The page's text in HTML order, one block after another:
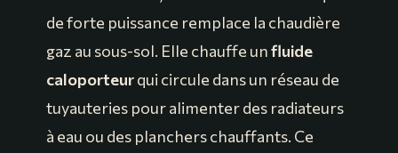
de forte puissance remplace la chaudière
gaz au sous-sol. Elle chauffe unfluide
caloporteurqui circule dans un réseau de
tuyauteries pour alimenter des radiateurs
à eau ou des planchers chauffants. Ce